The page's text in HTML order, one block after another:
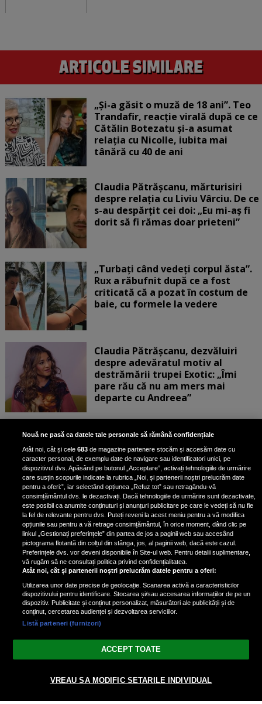
„Și-a găsit o muză de 18 ani”. Teo
Trandafir, reacție virală după ce ce
Cătălin Botezatu și-a asumat
relația cu Nicolle, iubita mai
tânără cu 40 de ani
Claudia Pătrășcanu, mărturisiri
despre relația cu Liviu Vârciu. De ce
s-au despărțit cei doi: „Eu mi-aș fi
dorit să fi rămas doar prieteni”
„Turbați când vedeți corpul ăsta”.
Rux a răbufnit după ce a fost
criticată că a pozat în costum de
baie, cu formele la vedere
Claudia Pătrășcanu, dezvăluiri
despre adevăratul motiv al
destrămării trupei Exotic: „Îmi
pare rău că nu am mers mai
departe cu Andreea”
Scene incredibile! Ilinca Vandici a
pus mâna pe aparatul de
fotografiat al unui paparazzo și i l-
a aruncat la gunoi: „S-a dus la
poliție. Nu mai aveam aer”
Oana Moșneagu, mărturisiri
despre începutul relației cu Vlad
Gherman: „Eu am fost îngrozită de
aceasta posibilă relație”
Nouă ne pasă ca datele tale personale să rămână confidențiale
Atât noi, cât și cele683 de magazine partenere stocăm și accesăm date cu
caracter personal, de exemplu date de navigare sau identificatori unici, pe
dispozitivul dvs. Apăsând pe butonul „Acceptare”, activați tehnologiile de urmărire
care susțin scopurile indicate la rubrica „Noi, și partenerii noștri prelucrăm date
pentru a oferi:”, iar selectând opțiunea „Refuz tot” sau retragându-vă
consimțământul dvs. le dezactivați. Dacă tehnologiile de urmărire sunt dezactivate,
este posibil ca anumite conținuturi și anunțuri publicitare pe care le vedeți să nu fie
la fel de relevante pentru dvs. Puteți reveni la acest meniu pentru a vă modifica
opțiunile sau pentru a vă retrage consimțământul, în orice moment, dând clic pe
linkul „Gestionați preferințele” din partea de jos a paginii web sau accesând
pictograma flotantă din colțul din stânga, jos, al paginii web, dacă este cazul.
Preferințele dvs. vor deveni disponibile în Site-ul web. Pentru detalii suplimentare,
vă rugăm să ne consultați politica privind confidențialitatea.
Atât noi, cât și partenerii noștri prelucrăm datele pentru a oferi:
Utilizarea unor date precise de geolocație. Scanarea activă a caracteristicilor
dispozitivului pentru identificare. Stocarea și/sau accesarea informațiilor de pe un
dispozitiv. Publicitate și conținut personalizat, măsurători ale publicității și de
conținut, cercetarea audienței și dezvoltarea serviciilor.
Listă parteneri (furnizori)
ACCEPT TOATE
VREAU SA MODIFIC SETARILE INDIVIDUAL